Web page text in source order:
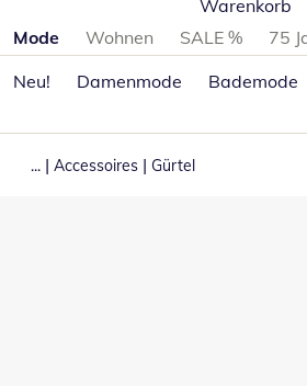
Warenkorb
Produktkategorien überspringen
Mode Wohnen SALE %
75
Neu!
Damenmode Bademode
... | Accessoires | Gürtel